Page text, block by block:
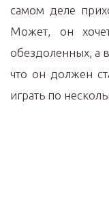
самом деле
Может, он
обездоленных, а
что он должен
играть по